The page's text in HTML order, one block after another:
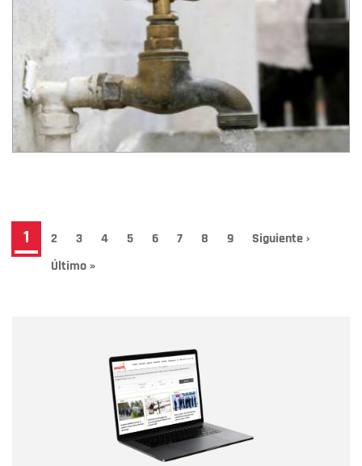
Conoce la programación, horarios, barrios y
localidades que tendrán cortes de agua este viernes
1 de abril en Bogotá.
Paginación
Página
actual
1 Page
2 Page
3 Page
4 Page
5 Page
6 Page
7 Page
8 Page
9
Siguiente
Siguiente ›
Última
Último »
Correo electrónico
Tipo de comentario